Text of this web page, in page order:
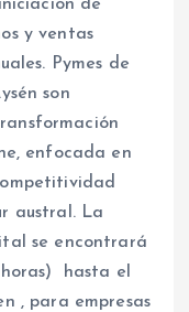
de
y ventas
Pymes de
son
enfocada en
austral. La
se encontrará
hasta el
, para empresas